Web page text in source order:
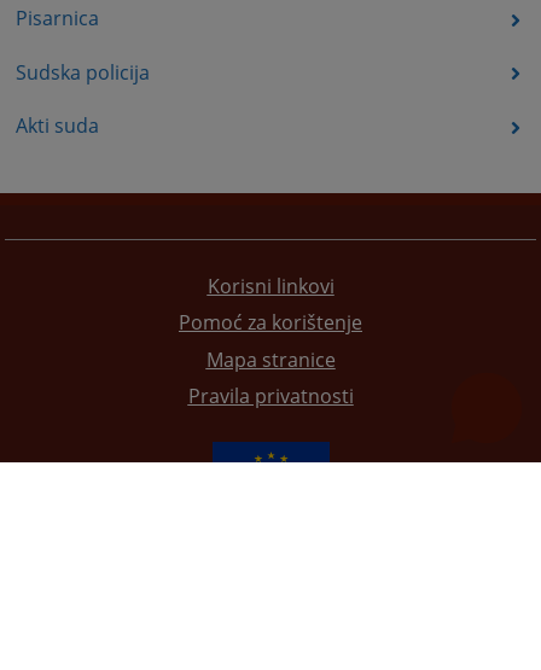
Pisarnica
Sudska policija
Akti suda
Korisni linkovi
Pomoć za korištenje
Mapa stranice
Pravila privatnosti